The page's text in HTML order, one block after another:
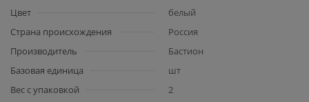
Цвет
белый
Страна происхождения
Россия
Производитель
Бастион
Базовая единица
шт
Вес с упаковкой
2